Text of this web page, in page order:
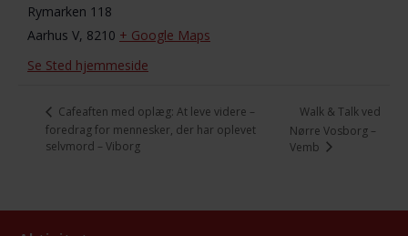
Rymarken 118
Aarhus V, 8210 + Google Maps
Se Sted hjemmeside
Cafeaften med oplæg: At leve videre –
foredrag for mennesker, der har oplevet
selvmord – Viborg
Walk & Talk ved
Nørre Vosborg –
Vemb